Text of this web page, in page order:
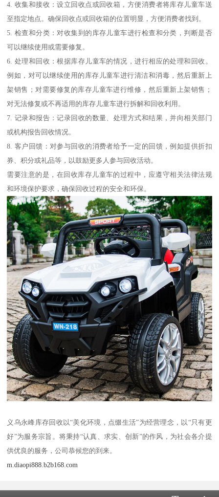
4. 收集和接收：设立回收点或回收箱，方便消费者将库存儿童车送
至指定地点。确保回收点或回收箱的位置明显，方便消费者找到。
5. 检查和分类：对收集到的库存儿童车进行检查和分类，判断是否
可以继续使用或需要修复。
6. 处理和回收：根据库存儿童车的情况，进行相应的处理和回收。
例如，对可以继续使用的库存儿童车进行清洁和消毒，然后重新上
架销售；对需要修复的库存儿童车进行维修，然后重新上架销售；
对无法修复或不再适用的库存儿童车进行拆解和回收利用。
7. 记录和报告：记录回收的数量、处理方式和结果，并向相关部门
或机构报告回收情况。
8. 客户回馈：对参与回收的消费者给予一定的回馈，例如提供折扣
券、积分或礼品等，以鼓励更多人参与回收活动。
需要注意的是，在回收库存儿童车的过程中，应遵守相关法律法规
和环境保护要求，确保回收过程的安全和环保。
义乌永峰库存回收以“美化环境，点缀生活”为经营理念，以“只有更
好”为服务宗旨。将秉持“认真、求实、创新”的作风，为社会各介提
供优良的服务，公司恭候您的到来。
m.diaopi888.b2b168.com